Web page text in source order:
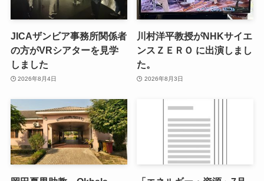
JICAザンビア事務所関係者
の方がVRシアターを見学
しました
2026年8月4日
川村洋平教授がNHKサイエ
ンスＺＥＲＯ に出演しまし
た。
2026年8月3日